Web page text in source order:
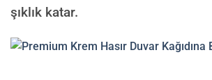
şıklık katar.